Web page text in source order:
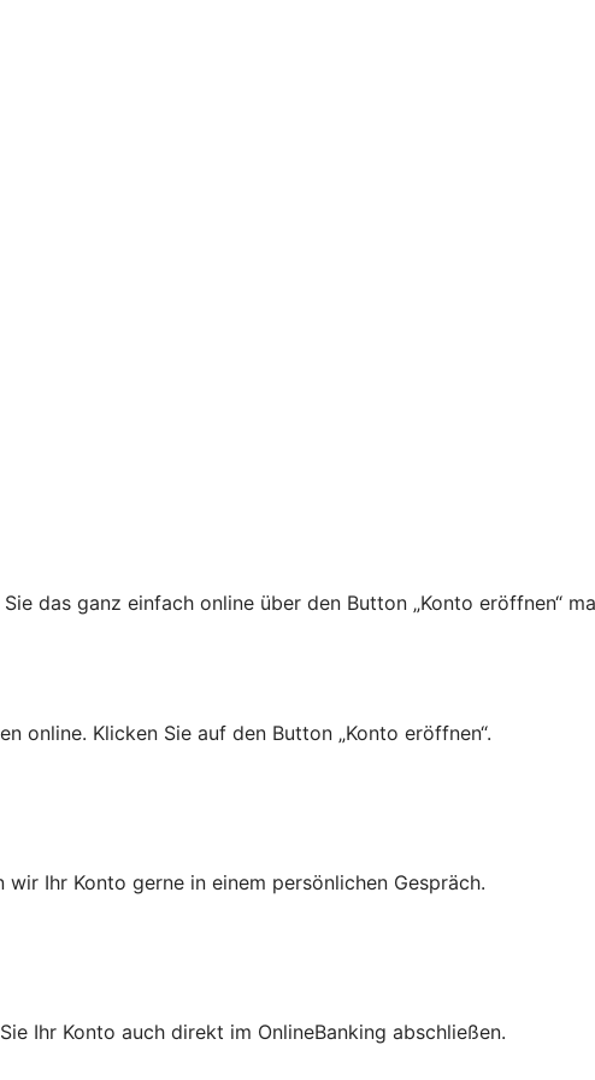
das ganz einfach online über den Button „Konto eröffnen“
online. Klicken Sie auf den Button „Konto eröffnen“.
wir Ihr Konto gerne in einem persönlichen Gespräch.
Ihr Konto auch direkt im OnlineBanking abschließen.